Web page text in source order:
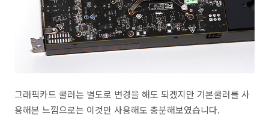
그래픽카드 쿨러는 별도로 변경을 해도 되겠지만 기본쿨러를 사
용해본 느낌으로는 이것만 사용해도 충분해보였습니다.